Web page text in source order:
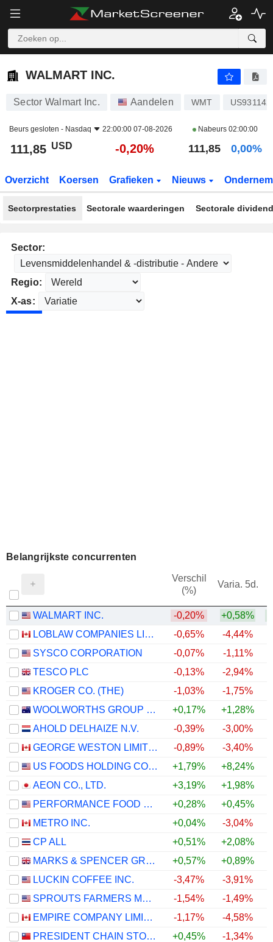
WALMART INC.
WALMART INC.
Sector Walmart Inc. Aandelen WMT
Beurs gesloten - Nasdaq 22:00:00 07-08-2026 Nabeurs 02:00:00
111,85 USD -0,20% 111,85 0,00%
Overzicht Koersen Grafieken Nieuws
Sectorprestaties Sectorale waarderingen Sectorale
Sector:
Regio:
X-as:
Belangrijkste concurrenten
Verschil
(%)
Varia. 5d.
WALMART INC. -0,20% +0,58%
LOBLAW COMPANIES LIMITED
-0,65% -4,44%
SYSCO CORPORATION
-0,07% -1,11%
TESCO PLC
-0,13% -2,94%
KROGER CO. (THE)
-1,03% -1,75%
WOOLWORTHS GROUP LIMITED
+0,17% +1,28%
AHOLD DELHAIZE N.V.
-0,39% -3,00%
GEORGE WESTON LIMITED
-0,89% -3,40%
US FOODS HOLDING CORP.
+1,79% +8,24%
AEON CO., LTD.
+3,19% +1,98%
PERFORMANCE FOOD GROUP COMPANY
+0,28% +0,45%
METRO INC.
+0,04% -3,04%
CP ALL
+0,51% +2,08%
MARKS & SPENCER GROUP PLC
+0,57% +0,89%
LUCKIN COFFEE INC.
-3,47% -3,91%
SPROUTS FARMERS MARKET, INC.
-1,54% -1,49%
EMPIRE COMPANY LIMITED
-1,17% -4,58%
PRESIDENT CHAIN STORE CORPORATION
+0,45% -1,34%